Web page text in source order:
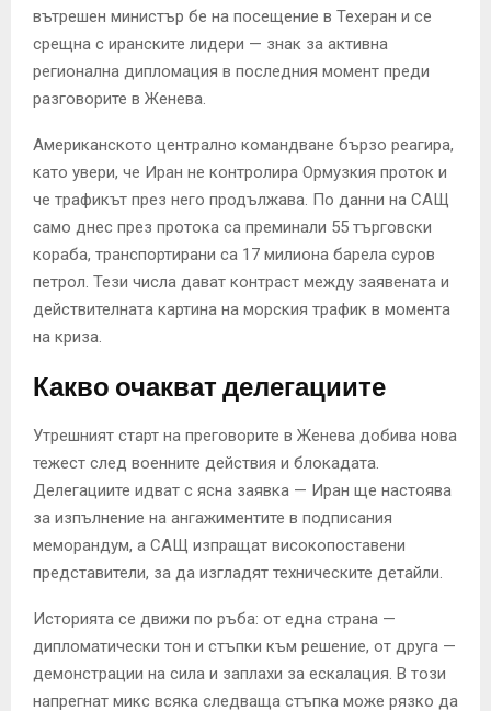
вътрешен министър бе на посещение в Техеран и се
срещна с иранските лидери — знак за активна
регионална дипломация в последния момент преди
разговорите в Женева.
Американското централно командване бързо реагира,
като увери, че Иран не контролира Ормузкия проток и
че трафикът през него продължава. По данни на САЩ
само днес през протока са преминали 55 търговски
кораба, транспортирани са 17 милиона барела суров
петрол. Тези числа дават контраст между заявената и
действителната картина на морския трафик в момента
на криза.
Какво очакват делегациите
Утрешният старт на преговорите в Женева добива нова
тежест след военните действия и блокадата.
Делегациите идват с ясна заявка — Иран ще настоява
за изпълнение на ангажиментите в подписания
меморандум, а САЩ изпращат високопоставени
представители, за да изгладят техническите детайли.
Историята се движи по ръба: от една страна —
дипломатически тон и стъпки към решение, от друга —
демонстрации на сила и заплахи за ескалация. В този
напрегнат микс всяка следваща стъпка може рязко да